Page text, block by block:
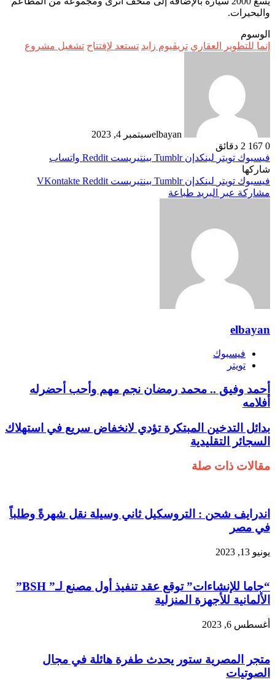
والبحيرات.
الوسوم
إنما للتطوير العقاري تريڤيوم زايد تستعد لإفتتاح تشغيل مشروع
elbayanسبتمبر 4, 2023
0
2 دقائق
فيسبوك تويتر لينكدإن بينتيريست
واتساب
شاركها
فيسبوك تويتر لينكدإن بينتيريست
مشاركة عبر البريد طباعة
elbayan
فيسبوك
تويتر
أحمد وفيق .. محمد رمضان نجم مهم وأحب أحضرله
أفلامه
بدائل التدخين المبتكرة تؤدي لانخفاض سريع في استهلاك
السجائر التقليدية
مقالات ذات صلة
اندرايف شحن : التروسكيل ثاني وسيلة نقل شهرةً وطلباً
في مصر
يونيو 13, 2023
“جاما للإنشاءات” توقع عقد تنفيذ أول مصنع لـ” BSH”
الألمانية للأجهزة المنزلية
أغسطس 6, 2023
متجر المصرية ستور يحدث طفرة هائلة في مجال
الصوتيات